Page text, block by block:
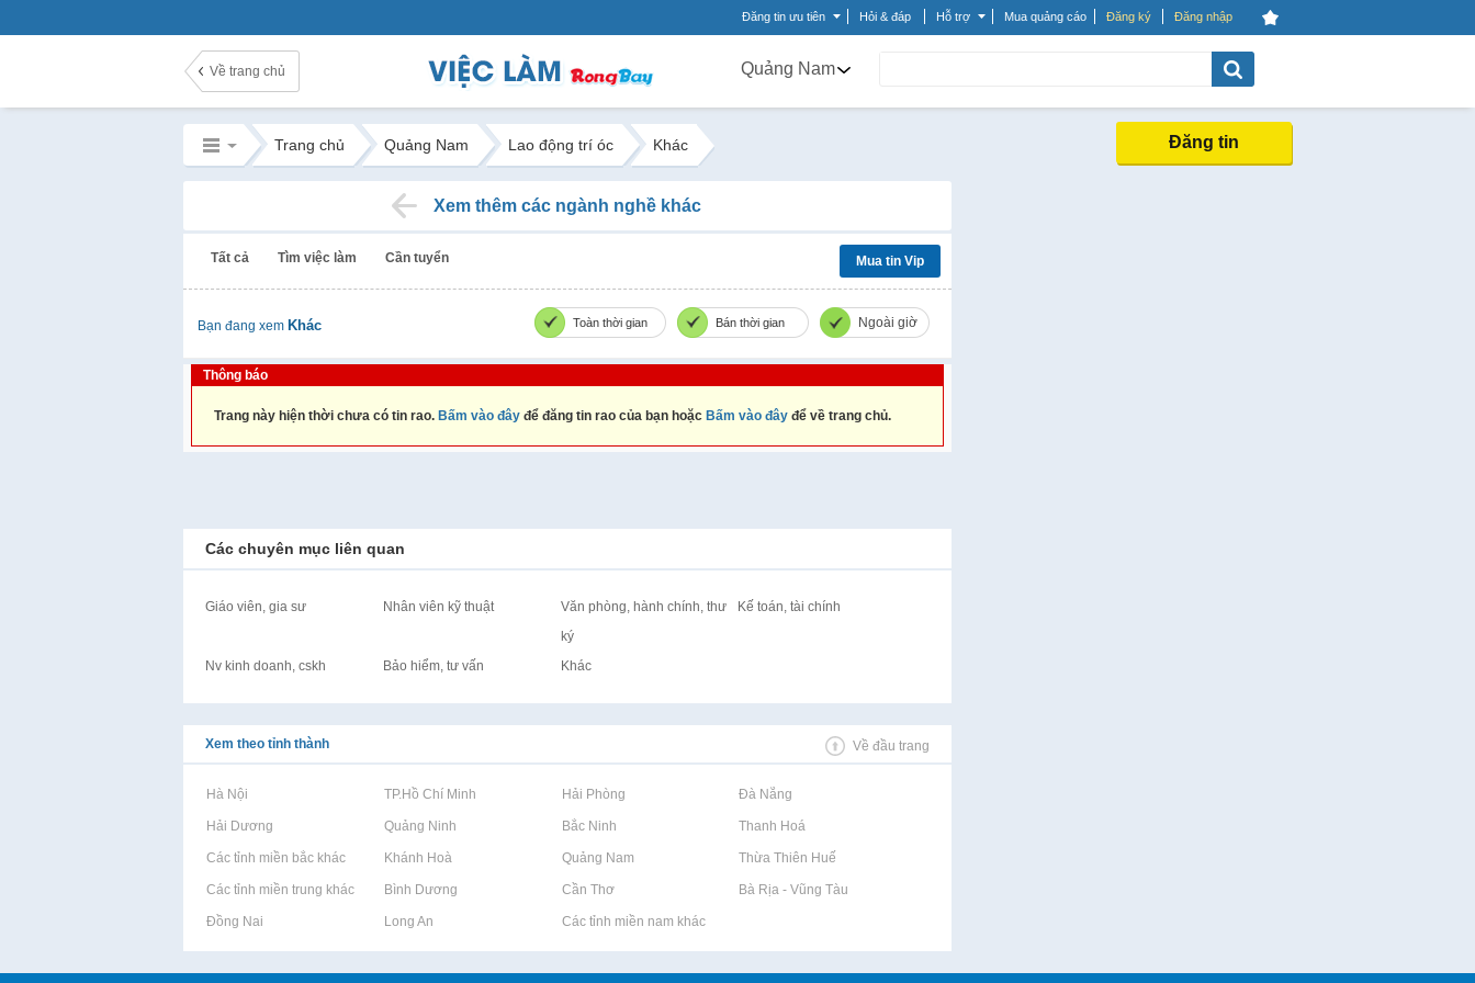
Đăng tin ưu tiên Hỏi & đáp Hỗ trợ Mua quảng cáo Đăng ký Đăng nhập
Về trang chủ Quảng Nam
Trang chủ Quảng Nam Lao động trí óc Khác Đăng tin
Xem thêm các ngành nghề khác
Tất cả Tìm việc làm Cần tuyển Mua tin Vip
Bạn đang xem Khác Toàn thời gian Bán thời gian Ngoài giờ
Thông báo
Trang này hiện thời chưa có tin rao. Bấm vào đây để đăng tin rao của bạn hoặc Bấm vào đây để về trang chủ.
Các chuyên mục liên quan
Giáo viên, gia sư Nhân viên kỹ thuật
Văn phòng, hành chính, thư
ký
Kế toán, tài chính
Nv kinh doanh, cskh Bảo hiểm, tư vấn Khác
Xem theo tỉnh thành Về đầu trang
Rao vặt tại Hà Nội Rao vặt tại TP.Hồ Chí Minh Rao vặt tại Hải Phòng Rao vặt tại Đà Nẵng
Rao vặt tại Hải Dương Rao vặt tại Quảng Ninh Rao vặt tại Bắc Ninh Rao vặt tại Thanh Hoá
Rao vặt tại Các tỉnh miền bắc khácRao vặt tại Khánh Hoà Rao vặt tại Quảng Nam Rao vặt tại Thừa Thiên Huế
Rao vặt tại Các tỉnh miền trung khácRao vặt tại Bình Dương Rao vặt tại Cần Thơ Rao vặt tại Bà Rịa - Vũng Tàu
Rao vặt tại Đồng Nai Rao vặt tại Long An Rao vặt tại Các tỉnh miền nam khác